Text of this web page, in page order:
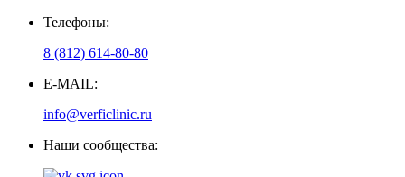
Телефоны:
8 (812) 614-80-80
E-MAIL:
info@verficlinic.ru
Наши сообщества: